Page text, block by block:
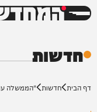
המחדש
חדשות
דף הבית חדשות "הממשלה